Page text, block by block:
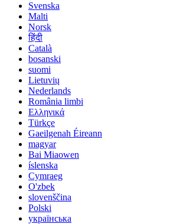
Svenska
Malti
Norsk
हिंदी
Català
bosanski
suomi
Lietuvių
Nederlands
România limbi
Ελληνικά
Türkçe
Gaeilgenah Éireann
magyar
Bai Miaowen
íslenska
Cymraeg
O'zbek
slovenščina
Polski
українська